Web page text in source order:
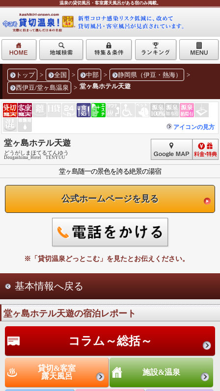
温泉の貸切風呂・客室露天風呂がある宿のみ掲載。
トップ > 全国 > 中部 > 静岡県（伊豆・熱海）
>
西伊豆/堂ヶ島温泉
> 堂ヶ島ホテル天遊
アイコンの見方
堂ヶ島ホテル天遊
どうがしまほてるてんゆう
Dougashima_Hotel TENYUU
堂ヶ島随一の景色を誇る絶景の湯宿
公式ホームページを見る
※「貸切温泉どっとこむ」を見たとお伝えください。
基本情報へ戻る
堂ヶ島ホテル天遊の宿泊レポート
コラム～総括～
貸切&客室
露天風呂
施設&温泉